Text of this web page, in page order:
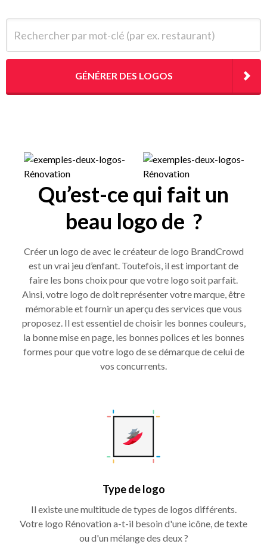
GÉNÉRER DES LOGOS
Qu’est-ce qui fait un
beau logo de ?
Créer un logo de avec le créateur de logo BrandCrowd
est un vrai jeu d’enfant. Toutefois, il est important de
faire les bons choix pour que votre logo soit parfait.
Ainsi, votre logo de doit représenter votre marque, être
mémorable et fournir un aperçu des services que vous
proposez. Il est essentiel de choisir les bonnes couleurs,
la bonne mise en page, les bonnes polices et les bonnes
formes pour que votre logo de se démarque de celui de
vos concurrents.
Type de logo
Il existe une multitude de types de logos différents.
Votre logo Rénovation a-t-il besoin d'une icône, de texte
ou d'un mélange des deux ?